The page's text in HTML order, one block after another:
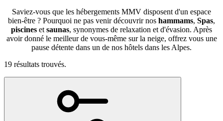
Saviez-vous que les hébergements MMV disposent d'un espace
bien-être ? Pourquoi ne pas venir découvrir nos hammams, Spas,
piscines et saunas, synonymes de relaxation et d'évasion. Après
avoir donné le meilleur de vous-même sur la neige, offrez vous une
pause détente dans un de nos hôtels dans les Alpes.
19 résultats trouvés.